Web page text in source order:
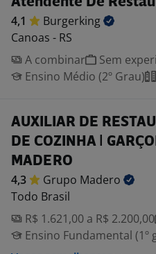
4,1
Burgerking
Canoas - RS
A combinar
Sem
Ensino Médio (2º Grau)
AUXILIAR DE
DE COZINHA |
MADERO
4,3 Grupo Madero
Todo Brasil
R$ 1.621,00 a R$ 2.200,00
Ensino Fundamental (1º